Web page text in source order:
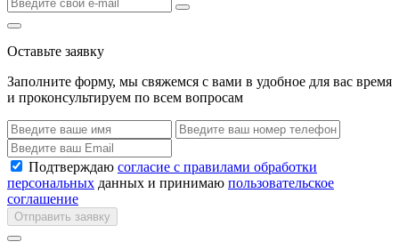
Оставьте заявку
Заполните форму, мы свяжемся с вами в удобное для вас время
и проконсультируем по всем вопросам
Подтверждаю согласие с правилами обработки
персональных данных и принимаю пользовательское
соглашение
Отправить заявку